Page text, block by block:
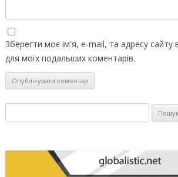
Зберегти моє ім'я, e-mail, та адресу сайту
для моїх подальших коментарів.